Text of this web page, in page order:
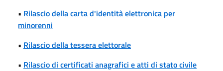
• Rilascio della carta d'identità elettronica per
minorenni
• Rilascio della tessera elettorale
• Rilascio di certificati anagrafici e atti di stato civile